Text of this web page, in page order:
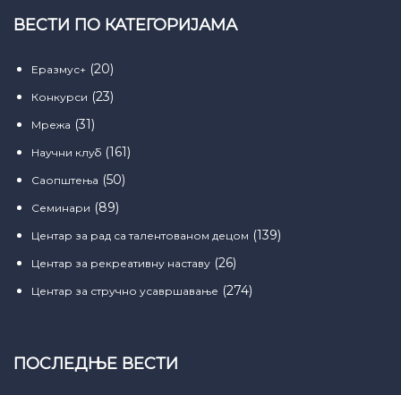
ВЕСТИ ПО КАТЕГОРИЈАМА
Еразмус+ (20)
Конкурси (23)
Мрежа (31)
Научни клуб (161)
Саопштења (50)
Семинари (89)
Центар за рад са талентованом децом (139)
Центар за рекреативну наставу (26)
Центар за стручно усавршавање (274)
ПОСЛЕДЊЕ ВЕСТИ